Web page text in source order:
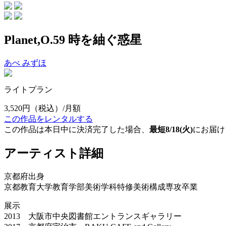
Planet,O.59 時を紬ぐ惑星
あべ みずほ
ライトプラン
3,520円
（税込）/月額
この作品をレンタルする
この作品は本日中に決済完了した場合、 最短8/18(火)にお届
アーティスト詳細
京都府出身
京都教育大学教育学部美術学科特修美術構成専攻卒業
展示
2013 大阪市中央図書館エントランスギャラリー